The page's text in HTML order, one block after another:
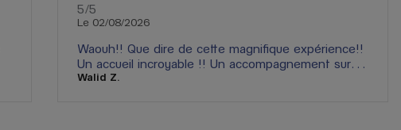
5/5
Le 02/08/2026
Waouh!! Que dire de cette magnifique expérience!!
Un accueil incroyable !! Un accompagnement sur-
mesure pour une expérience inoubliable!! Une très
Walid Z.